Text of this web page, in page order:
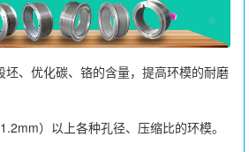
坯、优化碳、铬的含量，提高环模的耐磨
）以上各种孔径、压缩比的环模。